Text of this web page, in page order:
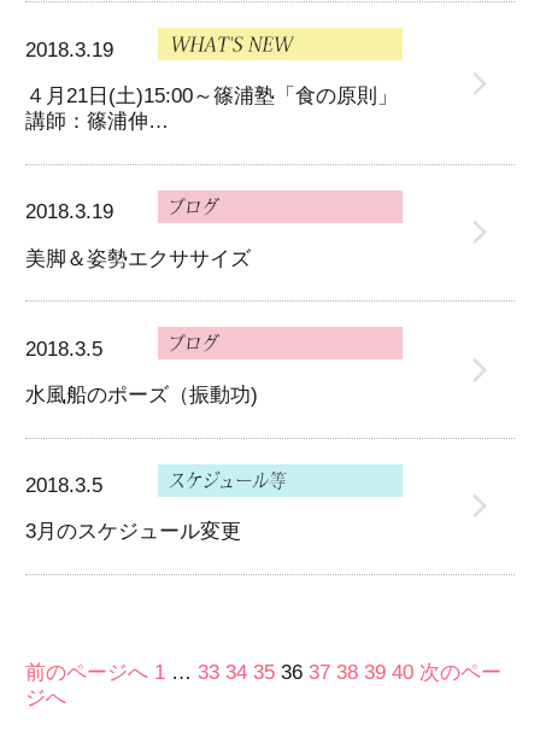
2018.3.19
４月21日(土)15:00～篠浦塾「食の原則」
講師：篠浦伸…
2018.3.19
美脚＆姿勢エクササイズ
2018.3.5
水風船のポーズ（振動功)
2018.3.5
3月のスケジュール変更
前のページへ 1 … 33 34 35 36 37 38 39 40 次のペー
ジへ